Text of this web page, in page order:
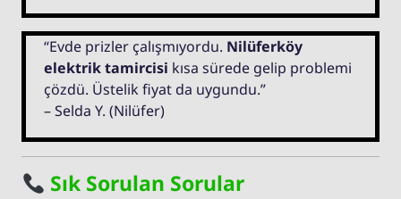
“Evde prizler çalışmıyordu. Nilüferköy
elektrik tamircisi kısa sürede gelip problemi
çözdü. Üstelik fiyat da uygundu.”
– Selda Y. (Nilüfer)
Sık Sorulan Sorular